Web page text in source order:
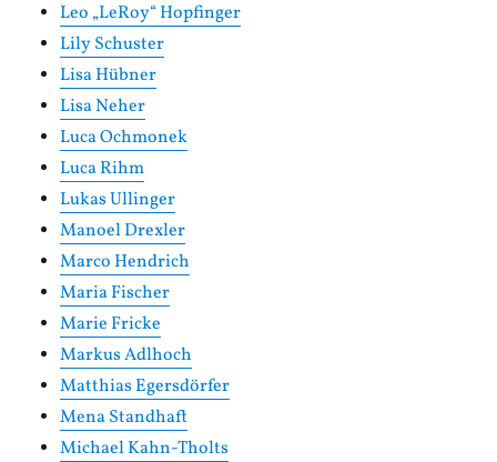
Leo „LeRoy“ Hopfinger
Lily Schuster
Lisa Hübner
Lisa Neher
Luca Ochmonek
Luca Rihm
Lukas Ullinger
Manoel Drexler
Marco Hendrich
Maria Fischer
Marie Fricke
Markus Adlhoch
Matthias Egersdörfer
Mena Standhaft
Michael Kahn-Tholts